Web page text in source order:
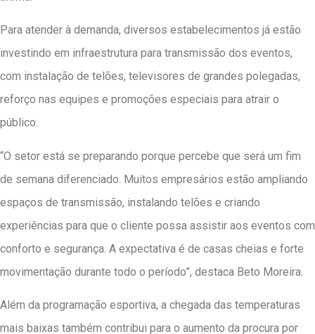
Para atender à demanda, diversos estabelecimentos já estão
investindo em infraestrutura para transmissão dos eventos,
com instalação de telões, televisores de grandes polegadas,
reforço nas equipes e promoções especiais para atrair o
público.
“O setor está se preparando porque percebe que será um fim
de semana diferenciado. Muitos empresários estão ampliando
espaços de transmissão, instalando telões e criando
experiências para que o cliente possa assistir aos eventos com
conforto e segurança. A expectativa é de casas cheias e forte
movimentação durante todo o período”, destaca Beto Moreira.
Além da programação esportiva, a chegada das temperaturas
mais baixas também contribui para o aumento da procura por